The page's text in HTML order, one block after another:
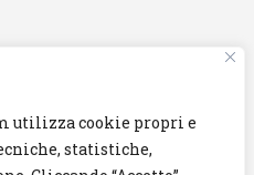
utilizza cookie propri e
statistiche,